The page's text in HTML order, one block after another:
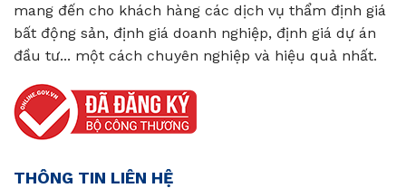
mang đến cho khách hàng các dịch vụ thẩm định giá
bất động sản, định giá doanh nghiệp, định giá dự án
đầu tư... một cách chuyên nghiệp và hiệu quả nhất.
THÔNG TIN LIÊN HỆ